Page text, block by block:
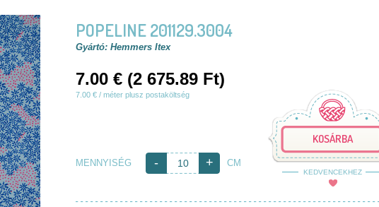
POPELINE 201129.3004
Gyártó: Hemmers Itex
7.00 € (2 675.89 Ft)
7.00 € / méter plusz postaköltség
MENNYISÉG +
- CM
KOSÁRBA
KEDVENCEKHEZ